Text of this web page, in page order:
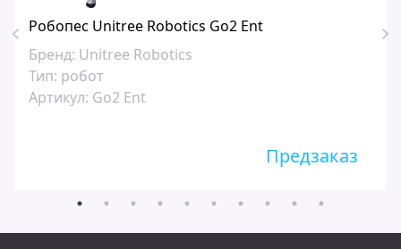
Робопес Unitree Robotics Go2 Ent
Бренд: Unitree Robotics
Тип: робот
Артикул: Go2 Ent
Предзаказ